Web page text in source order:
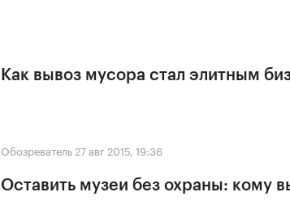
Как вывоз мусора стал элитным
Обозреватель 27 авг 2015, 19:36
Оставить музеи без охраны: кому